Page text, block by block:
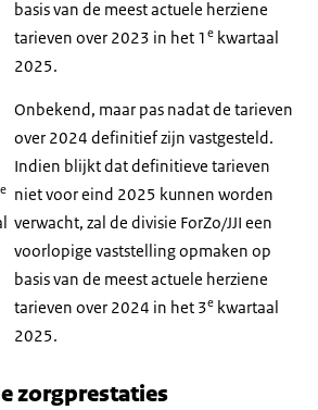
basis van de meest actuele herziene
tarieven over 2023 in het 1 e kwartaal
2025.
e
Onbekend, maar pas nadat de tarieven
over 2024 definitief zijn vastgesteld.
Indien blijkt dat definitieve tarieven
niet voor eind 2025 kunnen worden
verwacht, zal de divisie ForZo/JJI een
voorlopige vaststelling opmaken op
basis van de meest actuele herziene
tarieven over 2024 in het 3e kwartaal
2025.
zorgprestaties